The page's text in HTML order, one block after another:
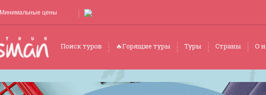
Минимальные цены
Поиск туров 🔥Горящие туры Туры Страны О